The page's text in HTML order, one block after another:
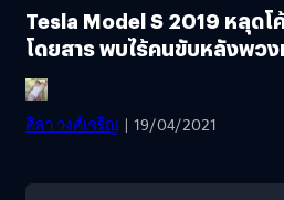
Tesla Model S 2019 หลุด
โดยสาร พบไร้คนขับหลังพวง
ศิลา วงศ์เจริญ | 19/04/2021